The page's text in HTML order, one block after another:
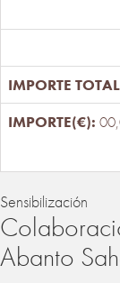
Sensibilización
Abanto